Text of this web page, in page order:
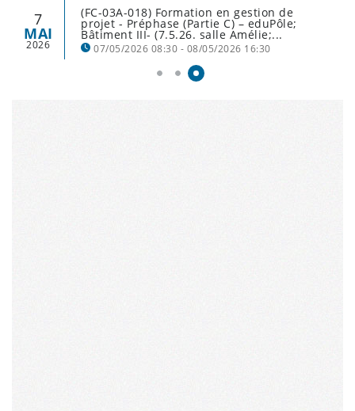
7
MAI
2026
(FC-03A-018) Formation en gestion de
projet - Préphase (Partie C) – eduPôle;
Bâtiment III- (7.5.26. salle Amélie;...
07/05/2026 08:30 - 08/05/2026 16:30